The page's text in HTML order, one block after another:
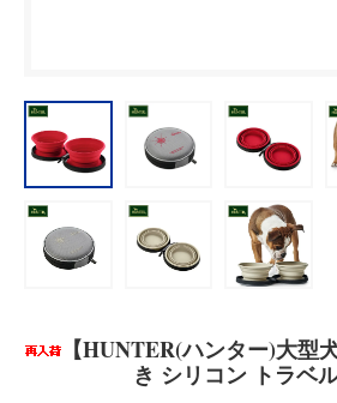
【HUNTER(ハンター)大型
き シリコン トラベ